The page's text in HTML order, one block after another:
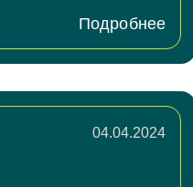
Подробнее
04.04.2024